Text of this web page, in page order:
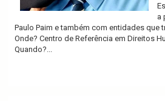
a
Paulo Paim e também com entidades que
Onde? Centro de Referência em Direitos
Quando?...